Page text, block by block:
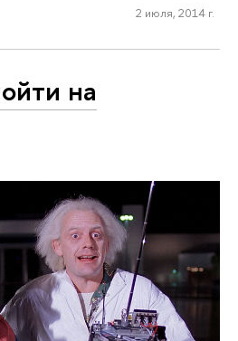
2 июля, 2014 г.
на